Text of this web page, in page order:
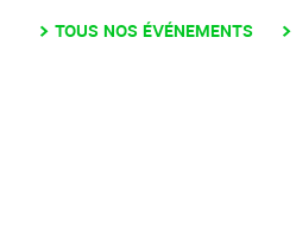
TOUS NOS ÉVÉNEMENTS